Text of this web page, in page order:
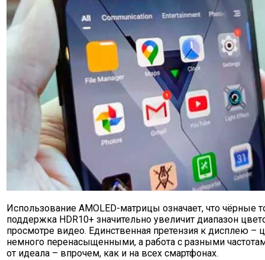
Использование AMOLED-матрицы означает, что чёрные
поддержка HDR10+ значительно увеличит диапазон
просмотре видео. Единственная претензия к дисплею –
немного перенасыщенными, а работа с разными
от идеала – впрочем, как и на всех смартфонах.